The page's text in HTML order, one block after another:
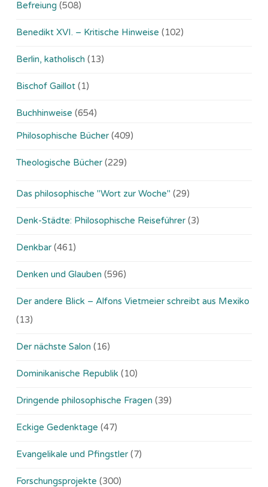
Befreiung (508)
Benedikt XVI. – Kritische Hinweise (102)
Berlin, katholisch (13)
Bischof Gaillot (1)
Buchhinweise (654)
Philosophische Bücher (409)
Theologische Bücher (229)
Das philosophische "Wort zur Woche" (29)
Denk-Städte: Philosophische Reiseführer (3)
Denkbar (461)
Denken und Glauben (596)
Der andere Blick – Alfons Vietmeier schreibt aus Mexiko
(13)
Der nächste Salon (16)
Dominikanische Republik (10)
Dringende philosophische Fragen (39)
Eckige Gedenktage (47)
Evangelikale und Pfingstler (7)
Forschungsprojekte (300)